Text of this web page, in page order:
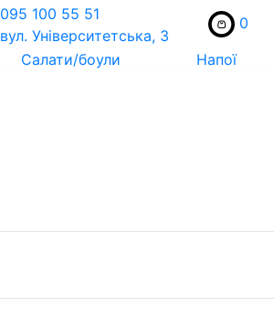
095 100 55 51
вул. Унiверситетська, 3
0
Салати/боули Напої